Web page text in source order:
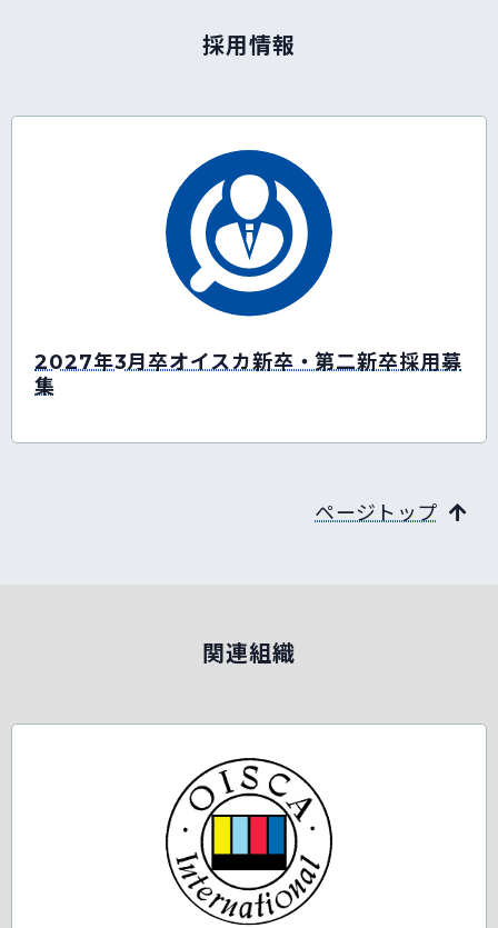
採用情報
2027年3月卒オイスカ新卒・第二新卒採用募
集
ページトップ
関連組織